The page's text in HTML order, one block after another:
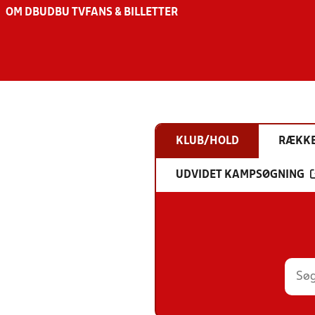
OM DBU DBU TV FANS & BILLETTER
KLUB/HOLD
UDVIDET KAMPSØGNING